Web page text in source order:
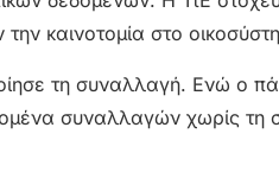
καινοτομία στο
τη συναλλαγή. Ενώ ο
συναλλαγών χωρίς τη